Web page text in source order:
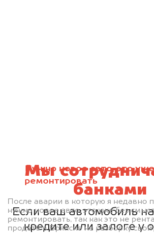
Нужно новое авто, это
ремонтировать
После аварии в которую я недавно
нужно новое авто, это уже без
ремонтировать, так как это не
продать в Брянске на разборку свой
Мы
банками
Если ваш автомобиль
кредите или залоге у